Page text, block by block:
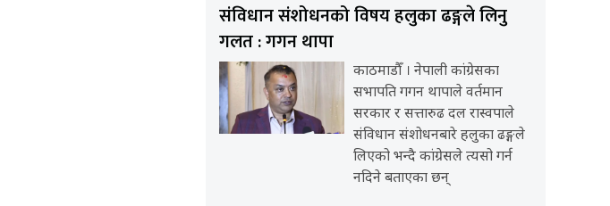
संविधान संशोधनको विषय हलुका ढङ्गले लिनु
गलत : गगन थापा
काठमाडौँ । नेपाली कांग्रेसका
सभापति गगन थापाले वर्तमान
सरकार र सत्तारुढ दल रास्वपाले
संविधान संशोधनबारे हलुका ढङ्गले
लिएको भन्दै कांग्रेसले त्यसो गर्न
नदिने बताएका छन्